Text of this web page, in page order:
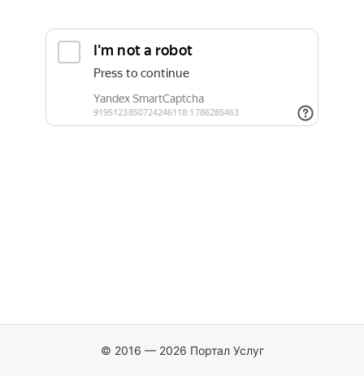
© 2016 — 2026 Портал Услуг